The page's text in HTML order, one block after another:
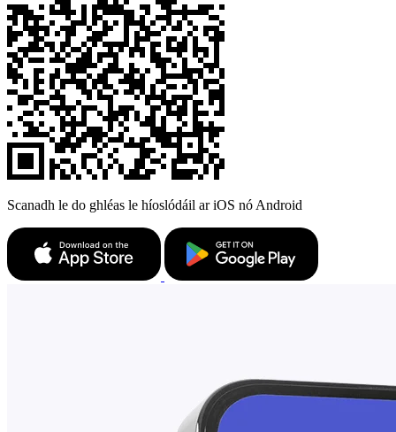
Scanadh le do ghléas le híoslódáil ar iOS nó Android